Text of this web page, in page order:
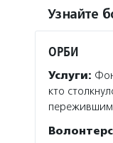
Узнайте
ОРБИ
Услуги:
кто